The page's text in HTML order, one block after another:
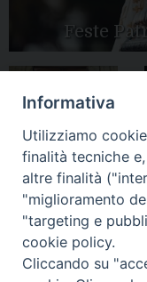
Feste
Apertura Anno
Giubilare 2025
CONTATTI:
LUCERA: Piazza
0881/520882 - e-mail:
Informativa
Utilizziamo
finalità tecniche
altre finalità
"miglioramento
"targeting e
cookie policy.
Cliccando su